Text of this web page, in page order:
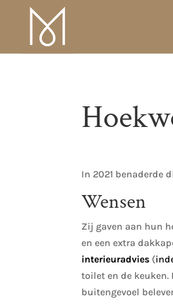
In 2021 benaderde
Wensen
Zij gaven aan hun
en een extra
interieuradvies (
toilet en de keuken.
buitengevoel